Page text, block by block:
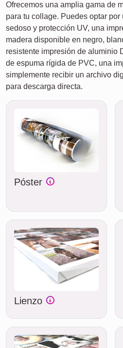
Ofrecemos una amplia gama de
para tu collage. Puedes optar
sedoso y protección UV, una
madera disponible en negro,
resistente impresión de aluminio
de espuma rígida de PVC, una
simplemente recibir un archivo
para descarga directa.
Póster
Lienzo